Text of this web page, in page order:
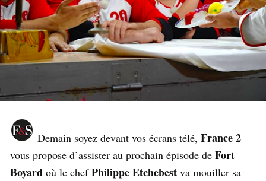
Demain soyez devant vos écrans télé, France 2
vous propose d’assister au prochain épisode de Fort
Boyard où le chefPhilippe Etchebest va mouiller sa